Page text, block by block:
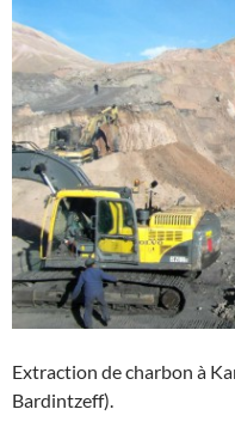
Extraction de charbon à
Bardintzeff).